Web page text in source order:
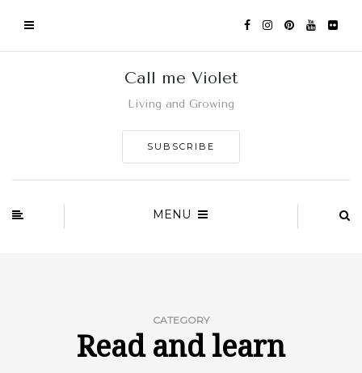
Call me Violet
Living and Growing
SUBSCRIBE
MENU
CATEGORY
Read and learn